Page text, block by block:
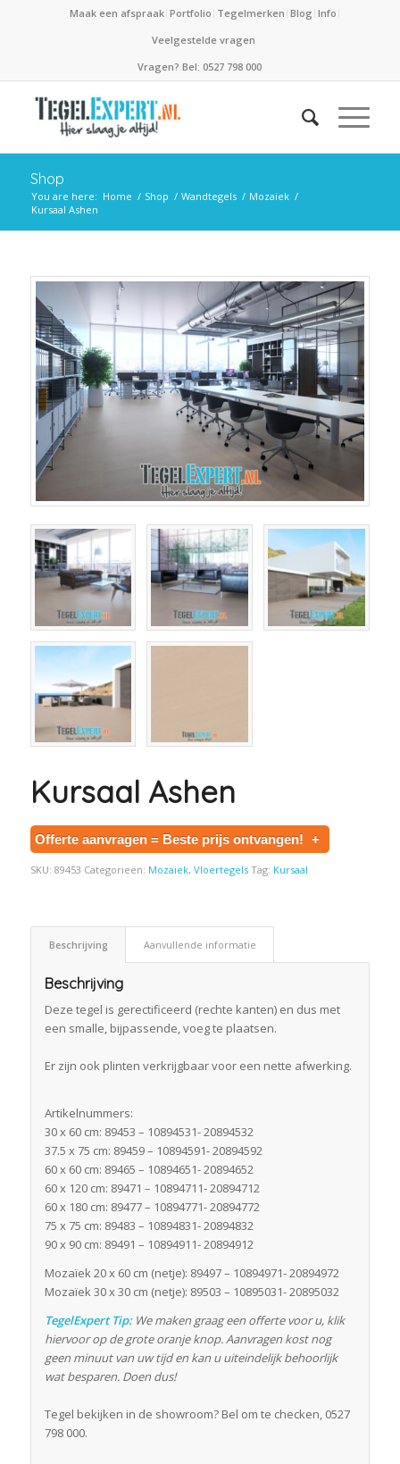
Maak een afspraak Portfolio Tegelmerken Blog Info
Veelgestelde vragen
Vragen? Bel: 0527 798 000
Shop
You are here: Home / Shop / Wandtegels / Mozaiek /
Kursaal Ashen
Kursaal Ashen
Offerte aanvragen = Beste prijs ontvangen! +
SKU: 89453 Categorieën: Mozaiek, Vloertegels Tag: Kursaal
Beschrijving Aanvullende informatie
Beschrijving
Deze tegel is gerectificeerd (rechte kanten) en dus met
een smalle, bijpassende, voeg te plaatsen.
Er zijn ook plinten verkrijgbaar voor een nette afwerking.
Artikelnummers:
30 x 60 cm: 89453 – 10894531- 20894532
37.5 x 75 cm: 89459 – 10894591- 20894592
60 x 60 cm: 89465 – 10894651- 20894652
60 x 120 cm: 89471 – 10894711- 20894712
60 x 180 cm: 89477 – 10894771- 20894772
75 x 75 cm: 89483 – 10894831- 20894832
90 x 90 cm: 89491 – 10894911- 20894912
Mozaïek 20 x 60 cm (netje): 89497 – 10894971- 20894972
Mozaïek 30 x 30 cm (netje): 89503 – 10895031- 20895032
TegelExpert Tip:We maken graag een offerte voor u, klik
hiervoor op de grote oranje knop. Aanvragen kost nog
geen minuut van uw tijd en kan u uiteindelijk behoorlijk
wat besparen. Doen dus!
Tegel bekijken in de showroom? Bel om te checken, 0527
798 000.